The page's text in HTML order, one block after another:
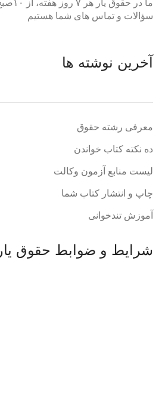
سؤالات و تماس های شما هستیم
آخرین نوشته ها
معرفی رشته حقوق
ده نکته کتاب خواندن
لیست منابع آزمون وکالت
چاپ و انتشار کتاب شما
آموزش تندخوانی
شرایط و ضوابط حقوق یار